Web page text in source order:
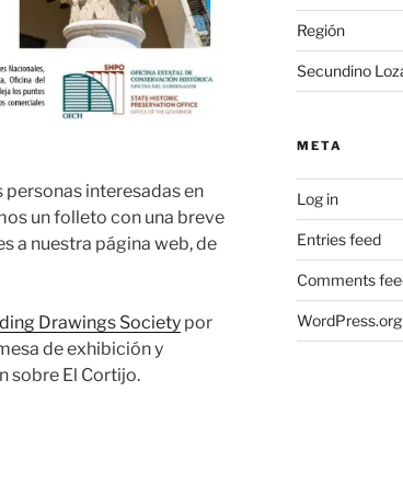
interesadas en
un folleto con una breve
a nuestra página web, de
Drawings Society por
de exhibición y
sobre El Cortijo.
Región
Secundino
META
Log in
Entries feed
Comments
WordPress.org